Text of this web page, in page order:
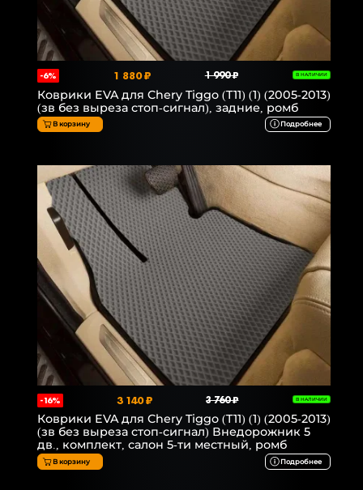
-6% 1 880 ₽ 1 990 ₽ В НАЛИЧИИ
Коврики EVA для Chery Tiggo (T11) (1) (2005-2013)
(зв без выреза стоп-сигнал), задние, ромб
В корзину Подробнее
-16% 3 140 ₽ 3 760 ₽ В НАЛИЧИИ
Коврики EVA для Chery Tiggo (T11) (1) (2005-2013)
(зв без выреза стоп-сигнал) Внедорожник 5
дв., комплект, салон 5-ти местный, ромб
В корзину Подробнее